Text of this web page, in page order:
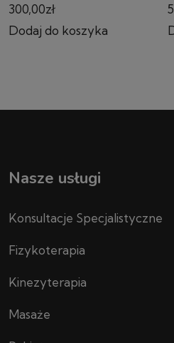
300,00zł
Dodaj do koszyka
Nasze usługi
Konsultacje Specjalistyczne
Fizykoterapia
Kinezyterapia
Masaże